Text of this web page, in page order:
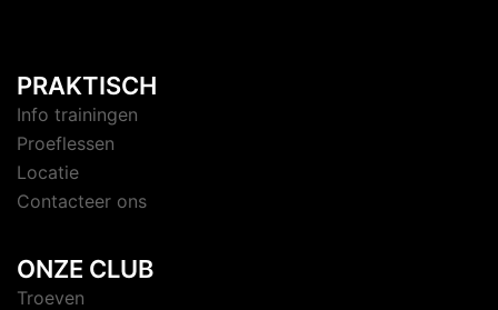
PRAKTISCH
Info trainingen
Proeflessen
Locatie
Contacteer ons
ONZE CLUB
Troeven